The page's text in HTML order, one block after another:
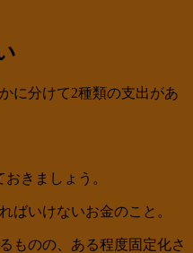
に分けて2種類の支出があ
きましょう。
ばいけないお金のこと。
ものの、ある程度固定化さ